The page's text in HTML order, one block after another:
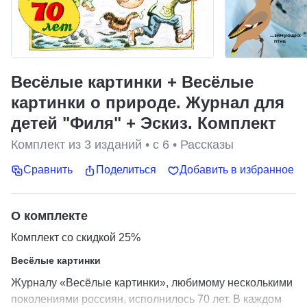
Весёлые картинки + Весёлые
картинки о природе. Журнал для
детей "Филя" + Эскиз. Комплект
Комплект из 3 изданий • с 6 • Рассказы
Сравнить Поделиться Добавить в избранное
О комплекте
Комплект со скидкой 25%
Весёлые картинки
Журналу «Весёлые картинки», любимому несколькими
поколениями россиян, исполнилось 70 лет. В каждом